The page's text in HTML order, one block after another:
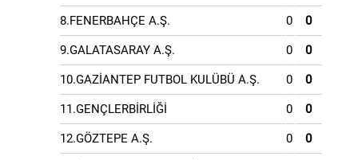
8.FENERBAHÇE A.Ş. 0 0
9.GALATASARAY A.Ş. 0 0
10.GAZİANTEP FUTBOL KULÜBÜ A.Ş. 0 0
11.GENÇLERBİRLİĞİ 0 0
12.GÖZTEPE A.Ş. 0 0